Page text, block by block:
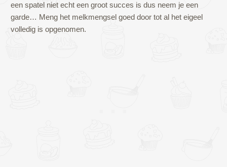
een spatel niet echt een groot succes is dus neem je een
garde… Meng het melkmengsel goed door tot al het eigeel
volledig is opgenomen.